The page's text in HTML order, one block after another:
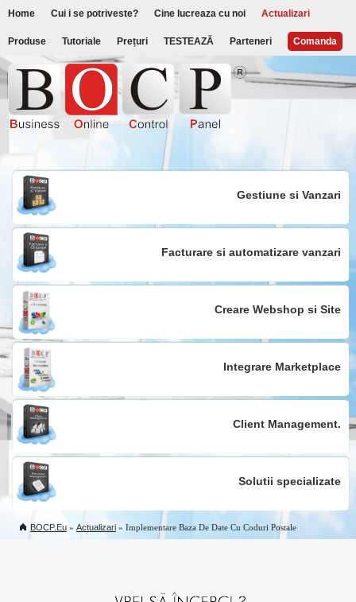
Home Cui i se potriveste? Cine lucreaza cu noi Actualizari
Produse Tutoriale Prețuri TESTEAZĂ Parteneri Comanda
Gestiune si Vanzari
Facturare si automatizare vanzari
Creare Webshop si Site
Integrare Marketplace
Client Management.
Solutii specializate
BOCP.eu » Actualizari » Implementare Baza De Date Cu Coduri Postale